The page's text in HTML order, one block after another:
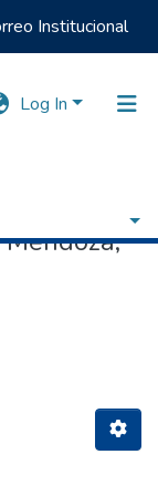
Institucional
Log In